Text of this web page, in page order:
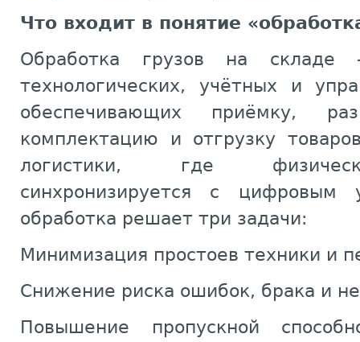
Что входит в понятие
Обработка грузов на складе
технологических, учётных и
обеспечивающих приёмку,
комплектацию и отгрузку
логистики, где
синхронизируется с цифровым
обработка решает три задачи:
Минимизация простоев техники и
Снижение риска ошибок, брака и
Повышение пропускной